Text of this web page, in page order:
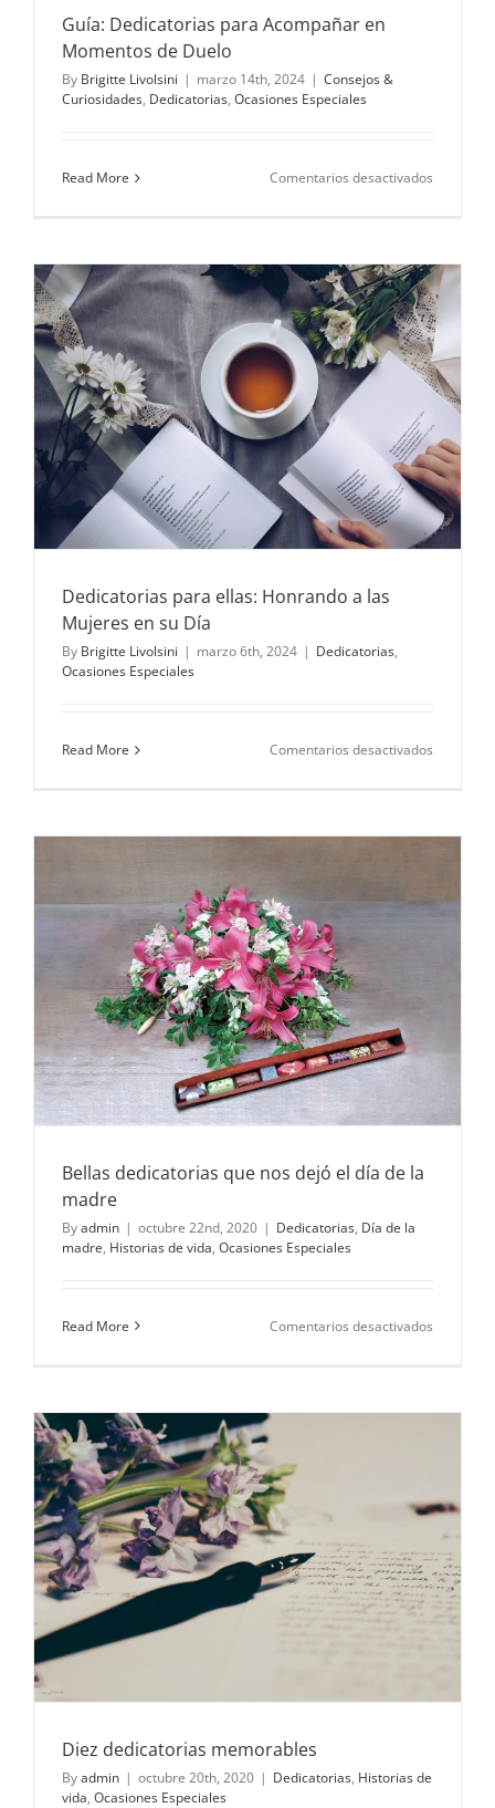
Guía: Dedicatorias para Acompañar en
Momentos de Duelo
By Brigitte Livolsini | marzo 14th, 2024 | Consejos &
Curiosidades, Dedicatorias, Ocasiones Especiales
Read More Comentarios desactivados
en
de
Duelo
Dedicatorias para ellas: Honrando a las
Mujeres en su Día
By Brigitte Livolsini | marzo 6th, 2024 | Dedicatorias,
Ocasiones Especiales
Read More Comentarios desactivados
en
Bellas dedicatorias que nos dejó el día de la
madre
Byadmin | octubre 22nd, 2020 | Dedicatorias, Día de la
madre, Historias de vida, Ocasiones Especiales
Read More Comentarios desactivados
la
Diez dedicatorias memorables
Byadmin | octubre 20th, 2020 | Dedicatorias, Historias de
vida, Ocasiones Especiales